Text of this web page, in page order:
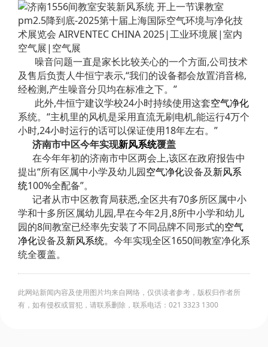
噪音问题一直是家长比较关心的一个方面,公司技术
及售后负责人牛恒宁表示,“我们的设备都会放置消音棉,
经检测,产生噪音分贝均在标准之下。”
此外,牛恒宁建议学校24小时持续使用这套空气净化
系统。“主机里的风机是采用直流无刷电机,能运行4万个
小时,24小时运行的话可以保证使用18年左右。”
济南市中区今年实现新风系统覆盖
在今年年初的济南市中区两会上,该区在政府报告中
提出“所有区属中小学及幼儿园空气净化设备及新风系
统100%全配备”。
记者从市中区教育局获悉,全区共有70多所区属中小
学和十多所区属幼儿园,早在今年2月,8所中小学和幼儿
园的8间教室已经率先安装了不同品牌不同形式的空气
净化设备及新风系统。今年实现全区1650间教室净化系
统全覆盖。
此网站新闻内容及使用图片均来自网络，仅供读者参考，版权归作者所
有，如有侵权或冒犯，请联系删除，联系电话：021 3323 1300